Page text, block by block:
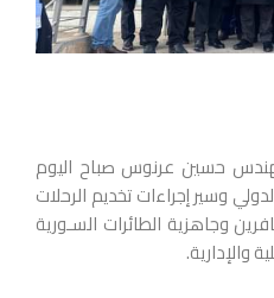
حسين عرنوس صباح اليوم
وسير إجراءات تخديم الرحلات
وجاهزية الطائرات السـورية
والإدارية.